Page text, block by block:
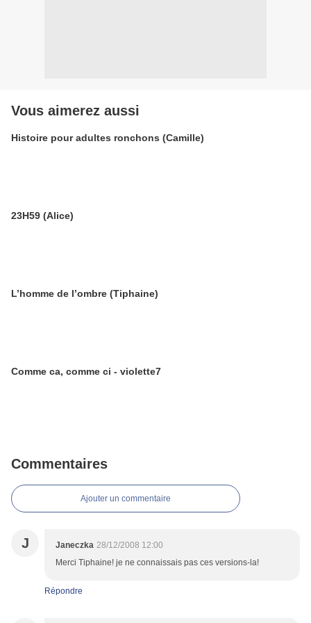
Vous aimerez aussi
Histoire pour adultes ronchons (Camille)
23H59 (Alice)
L’homme de l’ombre (Tiphaine)
Comme ca, comme ci - violette7
Commentaires
Ajouter un commentaire
J Janeczka 28/12/2008 12:00
Merci Tiphaine! je ne connaissais pas ces versions-la!
Répondre